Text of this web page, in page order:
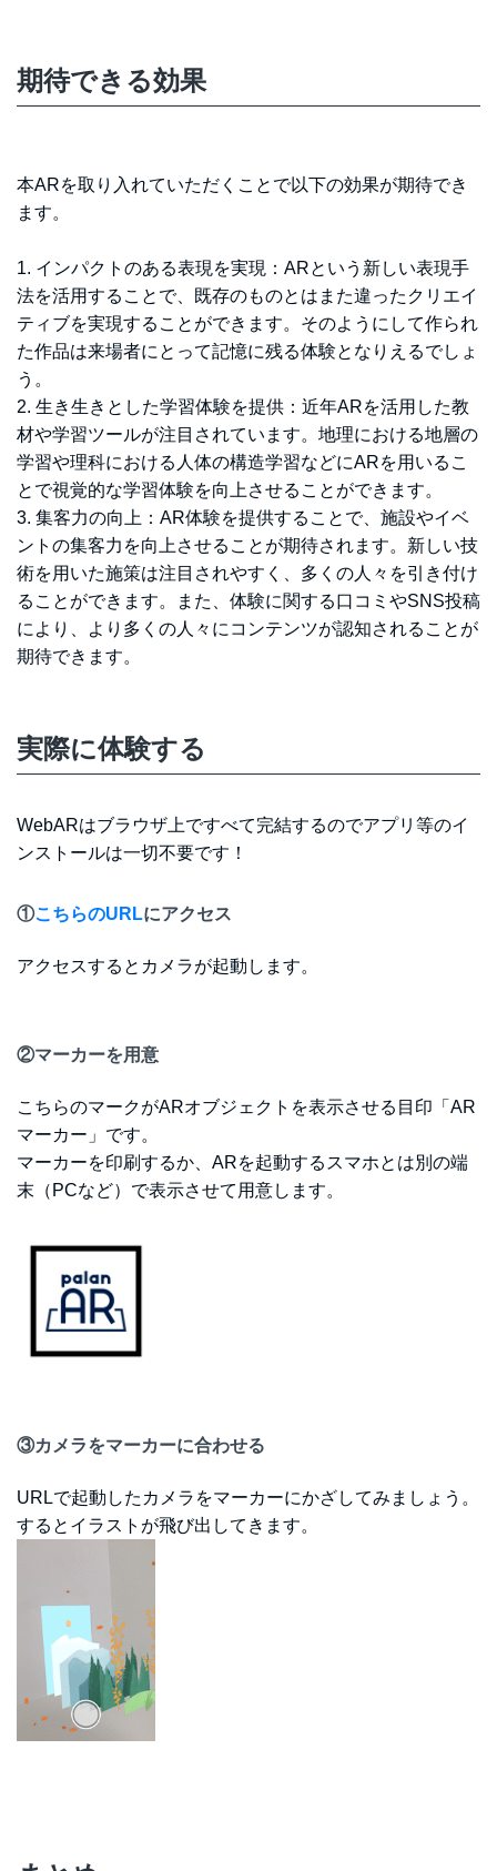
期待できる効果
本ARを取り入れていただくことで以下の効果が期待でき
ます。
1. インパクトのある表現を実現：ARという新しい表現手
法を活用することで、既存のものとはまた違ったクリエイ
ティブを実現することができます。そのようにして作られ
た作品は来場者にとって記憶に残る体験となりえるでしょ
う。
2. 生き生きとした学習体験を提供：近年ARを活用した教
材や学習ツールが注目されています。地理における地層の
学習や理科における人体の構造学習などにARを用いるこ
とで視覚的な学習体験を向上させることができます。
3. 集客力の向上：AR体験を提供することで、施設やイベ
ントの集客力を向上させることが期待されます。新しい技
術を用いた施策は注目されやすく、多くの人々を引き付け
ることができます。また、体験に関する口コミやSNS投稿
により、より多くの人々にコンテンツが認知されることが
期待できます。
実際に体験する
WebARはブラウザ上ですべて完結するのでアプリ等のイ
ンストールは一切不要です！
①こちらのURLにアクセス
アクセスするとカメラが起動します。
②マーカーを用意
こちらのマークがARオブジェクトを表示させる目印「AR
マーカー」です。
マーカーを印刷するか、ARを起動するスマホとは別の端
末（PCなど）で表示させて用意します。
③カメラをマーカーに合わせる
URLで起動したカメラをマーカーにかざしてみましょう。
するとイラストが飛び出してきます。